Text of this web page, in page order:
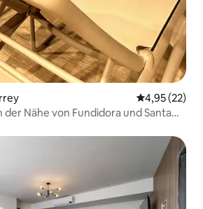
4,95 (22)
Nähe von Fundidora und Santa